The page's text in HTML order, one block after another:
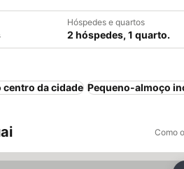
Hóspedes e quartos
2 hóspedes, 1 quarto.
centro da cidade Pequeno-almoço
Como